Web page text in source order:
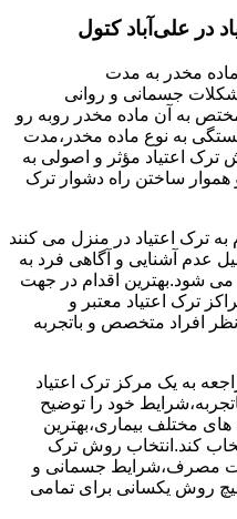
در علی‌آباد کتول
مخدر به مدت
جسمانی و روانی
به آن ماده مخدر روبه رو
به نوع ماده مخدر،مدت
اعتیاد مؤثر و اصولی به
هموار ساختن راه دشوار ترک
ترک اعتیاد در منزل می کنند
عدم آشنایی و آگاهی فرد به
شود.بهترین اقدام در جهت
ترک اعتیاد معتبر و
افراد متخصص و باتجربه
به یک مرکز ترک اعتیاد
خود را توضیح
مختلف بیماری،بهترین
کند.انتخاب روش ترک
مصرف،شرایط جسمانی و
روش یکسانی برای تمامی